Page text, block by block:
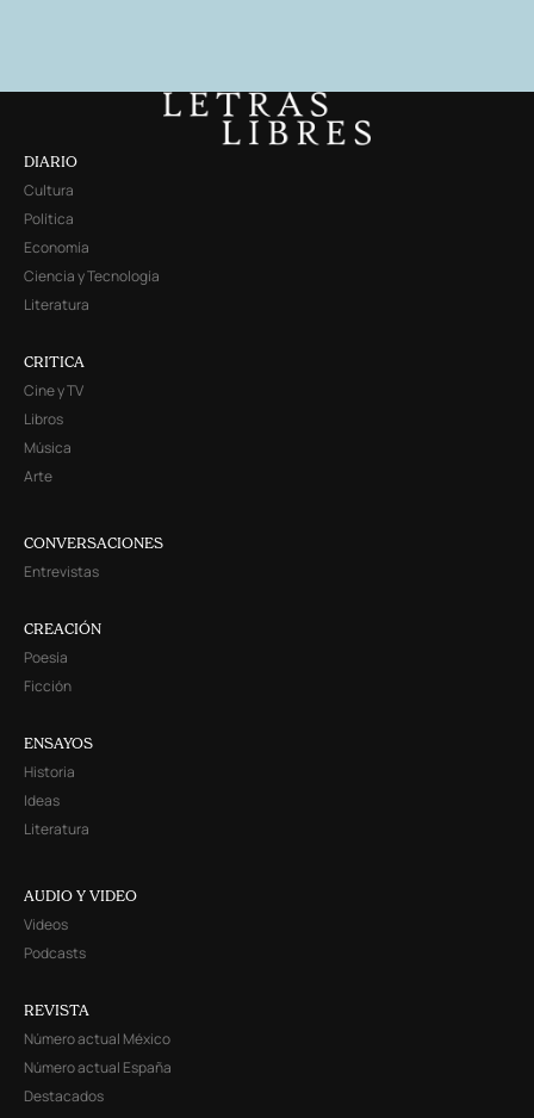
DIARIO
Cultura
Política
Economía
Ciencia y Tecnología
Literatura
CRITICA
Cine y TV
Libros
Música
Arte
CONVERSACIONES
Entrevistas
CREACIÓN
Poesía
Ficción
ENSAYOS
Historia
Ideas
Literatura
AUDIO Y VIDEO
Videos
Podcasts
REVISTA
Número actual México
Número actual España
Destacados